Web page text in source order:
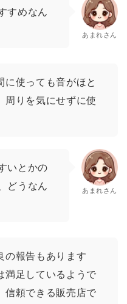
すめなん
あまれさん
に使っても音がほと
周りを気にせずに使
いとかの
どうなん
あまれさん
の報告もあります
満足しているようで
信頼できる販売店で